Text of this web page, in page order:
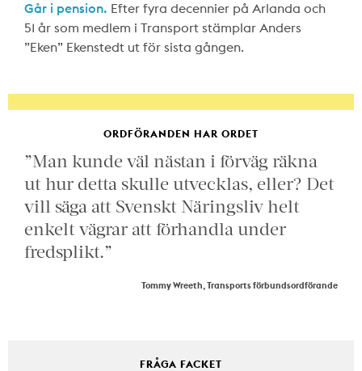
Går i pension. Efter fyra decennier på Arlanda och
51 år som medlem i Transport stämplar Anders
”Eken” Ekenstedt ut för sista gången.
ORDFÖRANDEN HAR ORDET
”Man kunde väl nästan i förväg räkna
ut hur detta skulle utvecklas, eller? Det
vill säga att Svenskt Näringsliv helt
enkelt vägrar att förhandla under
fredsplikt.”
Tommy Wreeth, Transports förbundsordförande
FRÅGA FACKET